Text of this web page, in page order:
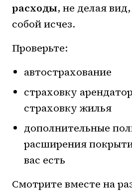
расходы, не делая
собой исчез.
Проверьте:
автострахование
страховку
страховку жилья
дополнительные
расширения
вас есть
Смотрите вместе на